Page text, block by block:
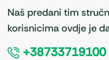
Naš predani tim
korisnicima ovdje je
+38733719100